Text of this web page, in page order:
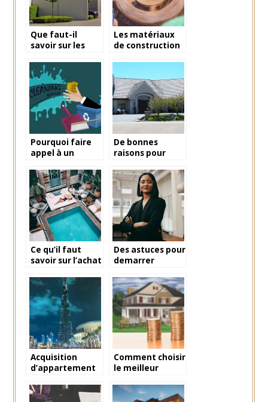
Que faut-il
savoir sur les
immobiliers
dans le cadre
d’une vente ?
Les matériaux
de construction
et de la santé
Pourquoi faire
appel à un
ménage ?
De bonnes
raisons pour
estimation
immobiliere
Ce qu’il faut
savoir sur l’achat
Maroc
Des astuces pour
demarrer
dans le domaine
de
l’entrepreneuriat
Acquisition
d’appartement
avantages et
Comment choisir
le meilleur
recherche